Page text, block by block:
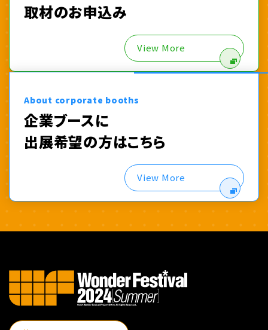
取材のお申込み
View More
About corporate booths
企業ブースに
出展希望の方はこちら
View More